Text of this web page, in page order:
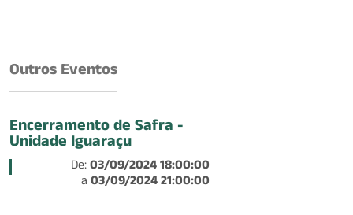
Outros Eventos
Encerramento de Safra -
Unidade Iguaraçu
De:03/09/2024 18:00:00
a03/09/2024 21:00:00